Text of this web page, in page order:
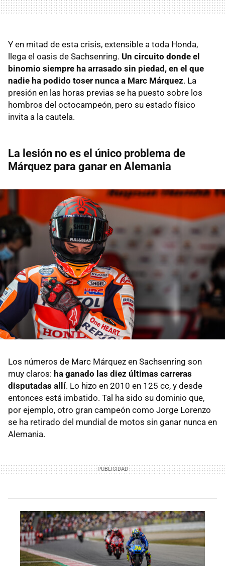
Y en mitad de esta crisis, extensible a toda Honda,
llega el oasis de Sachsenring. Un circuito donde el
binomio siempre ha arrasado sin piedad, en el que
nadie ha podido toser nunca a Marc Márquez. La
presión en las horas previas se ha puesto sobre los
hombros del octocampeón, pero su estado físico
invita a la cautela.
La lesión no es el único problema de
Márquez para ganar en Alemania
Los números de Marc Márquez en Sachsenring son
muy claros: ha ganado las diez últimas carreras
disputadas allí. Lo hizo en 2010 en 125 cc, y desde
entonces está imbatido. Tal ha sido su dominio que,
por ejemplo, otro gran campeón como Jorge Lorenzo
se ha retirado del mundial de motos sin ganar nunca en
Alemania.